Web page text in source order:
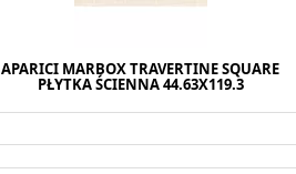
APARICI MARBOX TRAVERTINE SQUARE
PŁYTKA ŚCIENNA 44.63X119.3